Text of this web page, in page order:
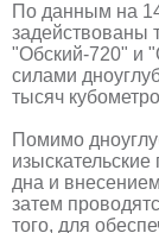
По данным на
задействованы
"Обский-720" и
силами
тысяч
Помимо
дна и
затем
того, для